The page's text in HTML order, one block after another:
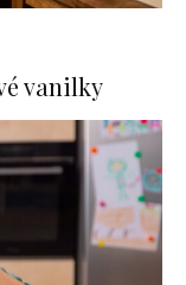
vanilky